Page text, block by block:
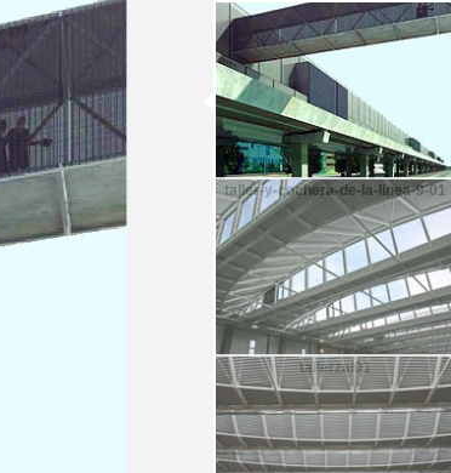
taller-y-cochera-de-la-linea-9-01
tallerzal01